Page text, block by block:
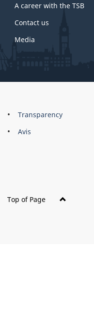
A career with the TSB
Contact us
Media
About
this
Brand
Transparency
Avis
Top of Page